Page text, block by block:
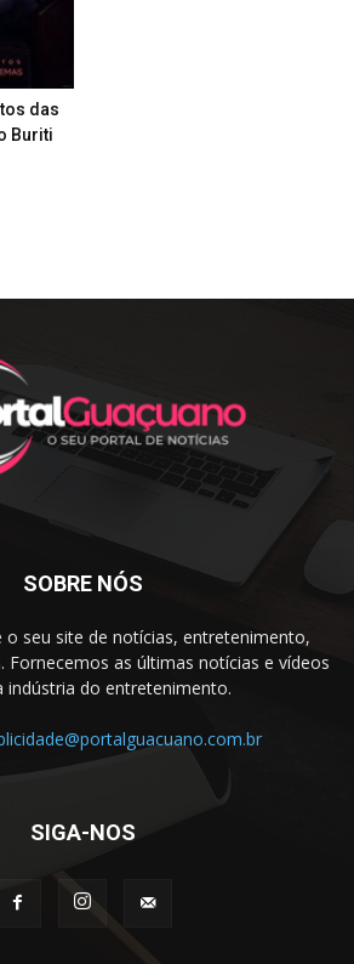
das
Buriti
SOBRE NÓS
o seu site de notícias, entretenimento,
Fornecemos as últimas notícias e vídeos
indústria do entretenimento.
SIGA-NOS